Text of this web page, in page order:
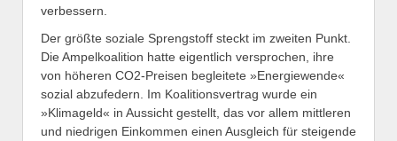
verbessern.
Der größte soziale Sprengstoff steckt im zweiten Punkt.
Die Ampelkoalition hatte eigentlich versprochen, ihre
von höheren CO2-Preisen begleitete »Energiewende«
sozial abzufedern. Im Koalitionsvertrag wurde ein
»Klimageld« in Aussicht gestellt, das vor allem mittleren
und niedrigen Einkommen einen Ausgleich für steigende